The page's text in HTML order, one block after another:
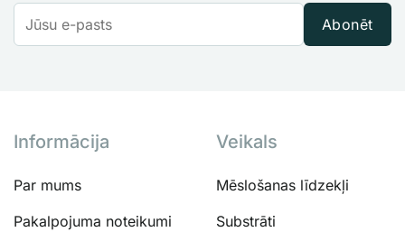
Abonēt
Informācija
Par mums
Pakalpojuma noteikumi
Veikals
Mēslošanas līdzekļi
Substrāti